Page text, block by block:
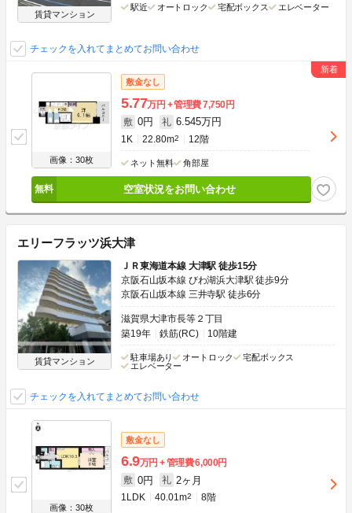
賃貸マンション
駅近 オートロック 宅配ボックス エレベーター
チェックを入れてまとめてお問い合わせ
画像：30枚
敷金なし
5.77万円 管理費7,750円
敷 0円 礼 6.545万円
1K 22.80m2 12階
ネット無料 角部屋
空室状況をお問い合わせ
エリーフラッツ浜大津
賃貸マンション
ＪＲ東海道本線 大津駅 徒歩15分
京阪石山坂本線 びわ湖浜大津駅 徒歩9分
京阪石山坂本線 三井寺駅 徒歩6分
滋賀県大津市長等２丁目
築19年
鉄筋(RC) 10階建
駐車場あり オートロック
宅配ボックス
エレベーター
チェックを入れてまとめてお問い合わせ
画像：30枚
敷金なし
6.9万円 管理費6,000円
敷 0円 礼 2ヶ月
1LDK 40.01m2 8階